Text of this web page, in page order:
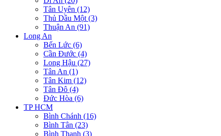
Tân Uyên (12)
Thủ Dầu Một (3)
Thuận An (91)
Long An
Bến Lức (6)
Cần Đước (4)
Long Hậu (27)
Tân An (1)
Tân Kim (12)
Tân Đô (4)
Đức Hòa (6)
TP HCM
Bình Chánh (16)
Bình Tân (23)
Bình Thạnh (3)